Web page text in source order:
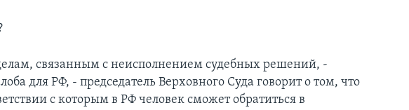
связанным с неисполнением судебных решений, -
для РФ, - председатель Верховного Суда говорит о том, что
с которым в РФ человек сможет обратиться в